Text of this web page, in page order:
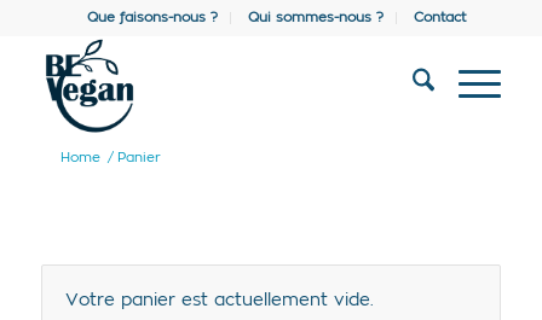
Que faisons-nous ? Qui sommes-nous ? Contact
Home / Panier
Votre panier est actuellement vide.